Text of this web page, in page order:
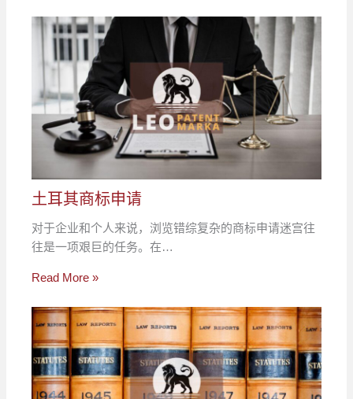
土耳其商标申请
对于企业和个人来说，浏览错综复杂的商标申请迷宫往
往是一项艰巨的任务。在…
Read More »